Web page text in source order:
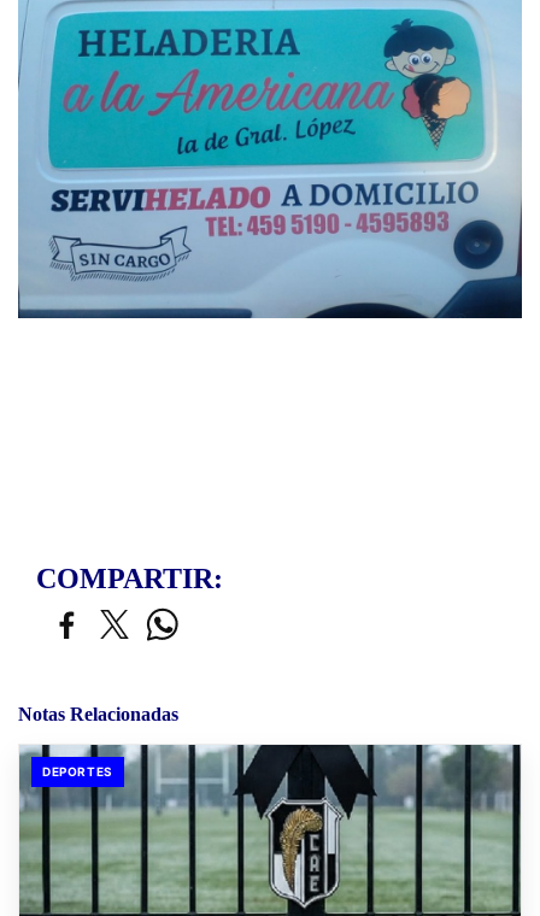
COMPARTIR:
Notas Relacionadas
DEPORTES